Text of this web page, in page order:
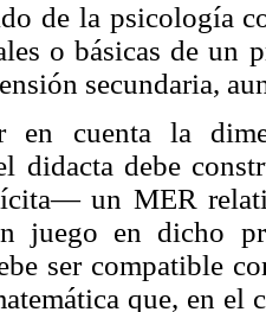
de la psicología
o básicas de un
secundaria,
en cuenta la
didacta debe
un MER
juego en dicho
ser compatible
que, en el